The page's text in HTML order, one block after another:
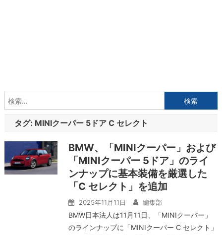
索:
タグ: MINIクーパー 5ドア C セレクト
BMW、「MINIクーパー」および
「MINIクーパー 5ドア」のライ
ンナップに基本装備を厳選した
「C セレクト」を追加
2025年11月11日 編集部
BMW日本法人は11月11日、「MINIクーパー」
のラインナップに「MINIクーパー C セレクト」